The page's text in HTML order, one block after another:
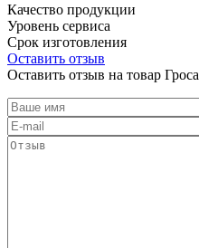
Качество продукции
Уровень сервиса
Срок изготовления
Оставить отзыв
Оставить отзыв на товар Гроса